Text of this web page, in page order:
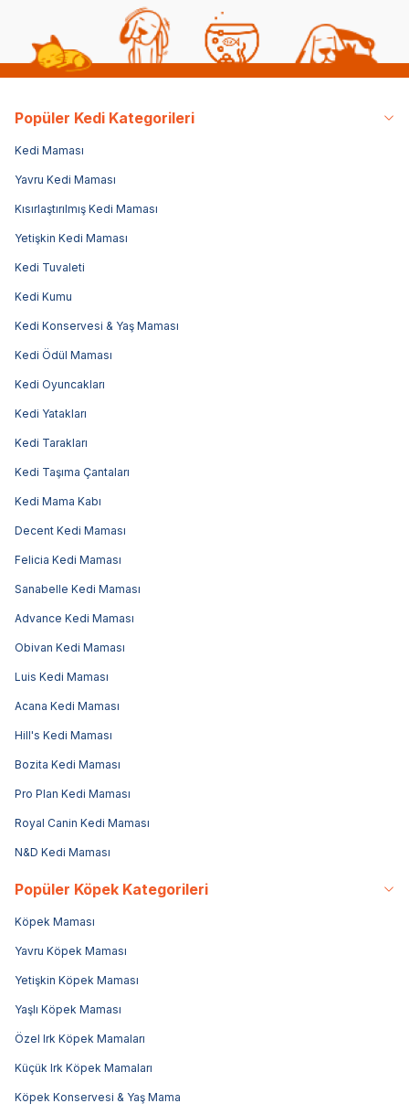
Popüler Kedi Kategorileri
Kedi Maması
Yavru Kedi Maması
Kısırlaştırılmış Kedi Maması
Yetişkin Kedi Maması
Kedi Tuvaleti
Kedi Kumu
Kedi Konservesi & Yaş Maması
Kedi Ödül Maması
Kedi Oyuncakları
Kedi Yatakları
Kedi Tarakları
Kedi Taşıma Çantaları
Kedi Mama Kabı
Decent Kedi Maması
Felicia Kedi Maması
Sanabelle Kedi Maması
Advance Kedi Maması
Obivan Kedi Maması
Luis Kedi Maması
Acana Kedi Maması
Hill's Kedi Maması
Bozita Kedi Maması
Pro Plan Kedi Maması
Royal Canin Kedi Maması
N&D Kedi Maması
Popüler Köpek Kategorileri
Köpek Maması
Yavru Köpek Maması
Yetişkin Köpek Maması
Yaşlı Köpek Maması
Özel Irk Köpek Mamaları
Küçük Irk Köpek Mamaları
Köpek Konservesi & Yaş Mama